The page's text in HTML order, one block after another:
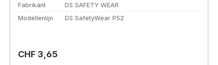
Fabrikant
DS SAFETY WEAR
Modellenlijn
DS SafetyWear PS2
Normale prijs:
CHF 3,65